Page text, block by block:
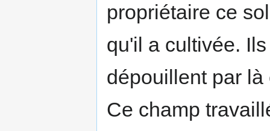
propriétaire ce
qu'il a cultivée.
dépouillent par là
Ce champ